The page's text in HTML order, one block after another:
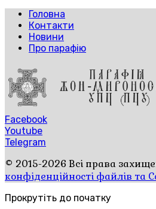
Головна
Контакти
Новини
Про парафію
Facebook
Youtube
Telegram
© 2015-2026 Всі права
конфіденційності файлів та
Прокрутіть до початку